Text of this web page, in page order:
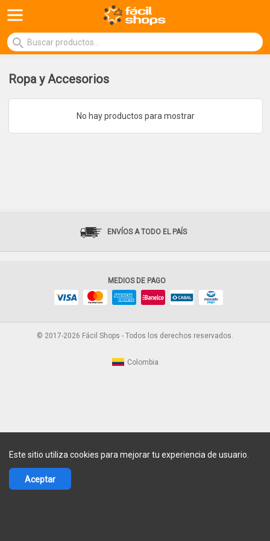
Ropa y Accesorios
No hay productos para mostrar
ENVÍOS A TODO EL PAÍS
MEDIOS DE PAGO
© 2017-2026 Fácil Shops - Todos los derechos reservados.
Colombia
Este sitio utiliza cookies para mejorar tu experiencia de usuario.
Aceptar